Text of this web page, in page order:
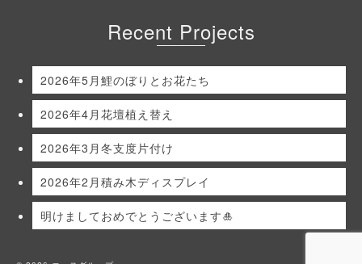
Recent Projects
2026年5月鯉のぼりとお花たち
2026年4月花壇植え替え
2026年3月冬支度片付け
2026年2月積み木ディスプレイ
明けましておめでとうございます🎍